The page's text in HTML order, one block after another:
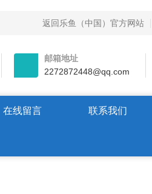
返回乐鱼（中国）官方网站
邮箱地址
2272872448@qq.com
在线留言 联系我们